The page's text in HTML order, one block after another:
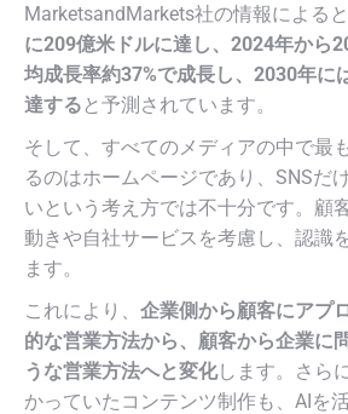
MarketsandMarkets社の情報によると
に209億米ドルに達し、2024年から
均成長率約37%で成長し、2030年に
達する と予測されています。
そして、すべてのメディアの中で最
るのはホームページであり、SNSだ
いという考え方では不十分です。顧
動きや自社サービスを考慮し、認識
ます。
これにより、 企業側から顧客にアプ
的な営業方法から、顧客から企業に
うな営業方法へと変化します。さら
かっていたコンテンツ制作も、AIを